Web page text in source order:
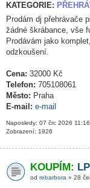
KATEGORIE:
Prodám dj přehrávače
žádné škrábance, vše
Prodávám jako
odzkoušení.
Cena: 32000 Kč
Telefon: 705108061
Město: Praha
E-mail: e-mail
Naposledy: 07 črc 2026 11:16
Zobrazení: 1926
KOUPÍM:
od rebarbora » 28